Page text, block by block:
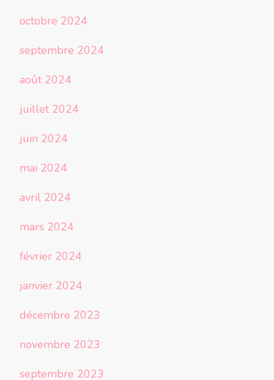
octobre 2024
septembre 2024
août 2024
juillet 2024
juin 2024
mai 2024
avril 2024
mars 2024
février 2024
janvier 2024
décembre 2023
novembre 2023
septembre 2023